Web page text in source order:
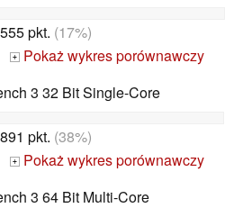
pkt. (17%)
+
Pokaż wykres porównawczy
3 32 Bit Single-Core
pkt. (38%)
+
Pokaż wykres porównawczy
3 64 Bit Multi-Core